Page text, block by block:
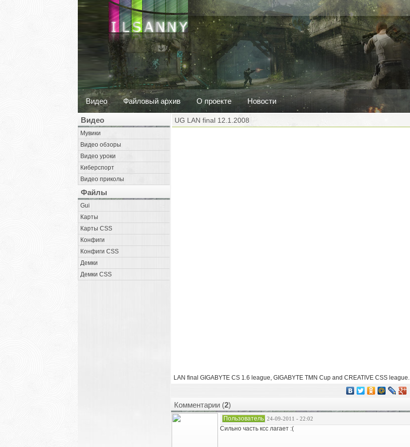
Видео Файловый архив О проекте Новости
Видео
Мувики
Видео обзоры
Видео уроки
Киберспорт
Видео приколы
Файлы
Gui
Карты
Карты CSS
Конфиги
Конфиги CSS
Демки
Демки CSS
UG LAN final 12.1.2008
LAN final GIGABYTE CS 1.6 league, GIGABYTE TMN Cup and CREATIVE CSS league.
Комментарии (2)
Пользователь 24-09-2011 - 22:02
Сильно часть ксс лагает :(